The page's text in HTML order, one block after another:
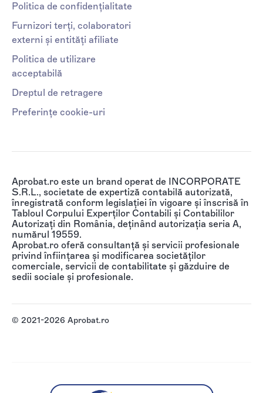
Politica de confidențialitate
Furnizori terți, colaboratori
externi și entități afiliate
Politica de utilizare
acceptabilă
Dreptul de retragere
Preferințe cookie-uri
Aprobat.ro este un brand operat de INCORPORATE
S.R.L., societate de expertiză contabilă autorizată,
înregistrată conform legislației în vigoare și înscrisă în
Tabloul Corpului Experților Contabili și Contabililor
Autorizați din România, deținând autorizația seria A,
numărul 19559.
Aprobat.ro oferă consultanță și servicii profesionale
privind înființarea și modificarea societăților
comerciale, servicii de contabilitate și găzduire de
sedii sociale și profesionale.
© 2021-2026 Aprobat.ro